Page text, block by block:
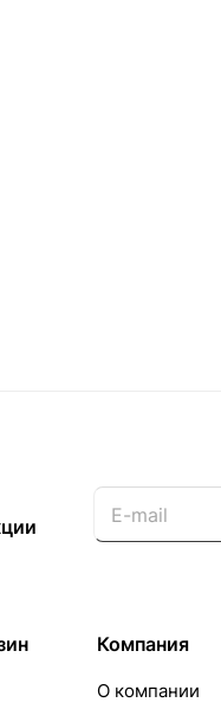
Компания
О компании